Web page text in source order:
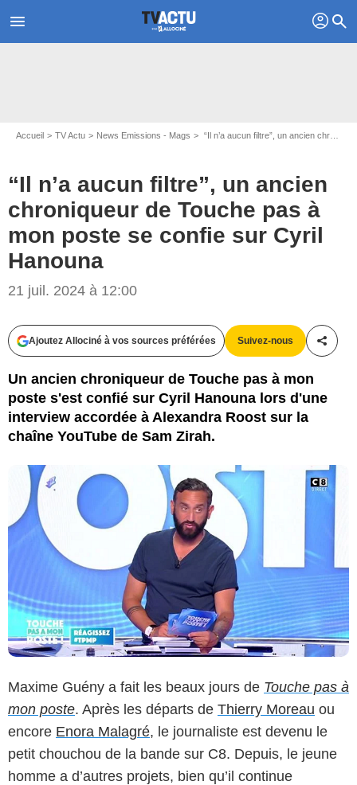
menu profil search
Accueil TV Actu News Emissions - Mags “Il n’a aucun filtre”, un ancien chroniqueur de Touche pas à mon poste se confie sur Cyril Hanouna
“Il n’a aucun filtre”, un ancien
chroniqueur de Touche pas à
mon poste se confie sur Cyril
Hanouna
21 juil. 2024 à 12:00
Ajoutez Allociné à vos sources préférées Suivez-nous
Un ancien chroniqueur de Touche pas à mon
poste s'est confié sur Cyril Hanouna lors d'une
interview accordée à Alexandra Roost sur la
chaîne YouTube de Sam Zirah.
Maxime Guény a fait les beaux jours de Touche pas à
mon poste. Après les départs de Thierry Moreau ou
encore Enora Malagré, le journaliste est devenu le
petit chouchou de la bande sur C8. Depuis, le jeune
homme a d’autres projets, bien qu’il continue